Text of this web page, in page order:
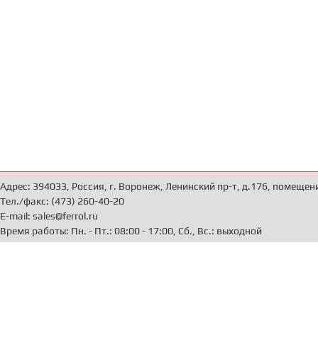
Адрес: 394033, Россия, г. Воронеж, Ленинский пр-т, д.176,
Тел./факс: (473) 260-40-20
E-mail: sales@ferrol.ru
Время работы: Пн. - Пт.: 08:00 - 17:00, Сб., Вс.: выходной